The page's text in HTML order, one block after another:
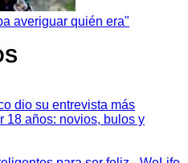
averiguar quién era"
dio su entrevista más
18 años: novios, bulos y